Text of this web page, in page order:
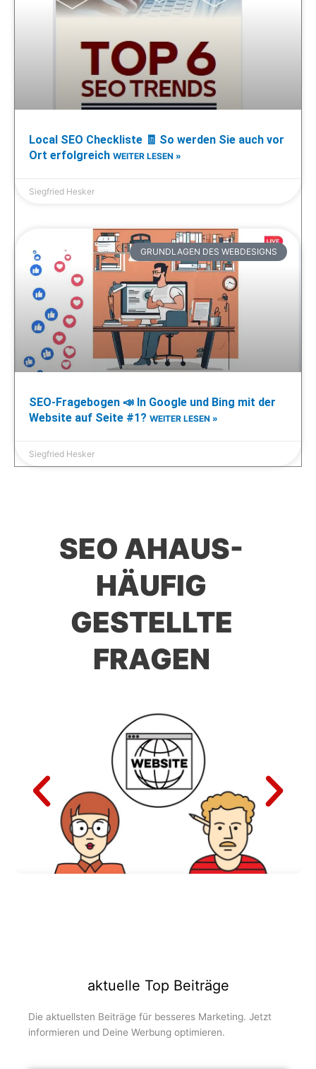
Local SEO Checkliste 🧾 So werden Sie auch vor
Ort erfolgreich WEITER LESEN »
Siegfried Hesker
GRUNDLAGEN DES WEBDESIGNS
SEO-Fragebogen 📣 In Google und Bing mit der
Website auf Seite #1? WEITER LESEN »
Siegfried Hesker
SEO AHAUS-
HÄUFIG
GESTELLTE
FRAGEN
aktuelle Top Beiträge
Die aktuellsten Beiträge für besseres Marketing. Jetzt
informieren und Deine Werbung optimieren.